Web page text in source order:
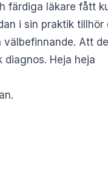
färdiga läkare fått
i sin praktik tillhör
Att
Heja heja